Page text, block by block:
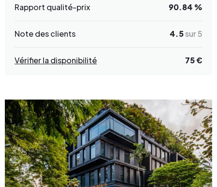
Rapport qualité-prix 90.84 %
Note des clients 4.5sur 5
Vérifier la disponibilité 75 €